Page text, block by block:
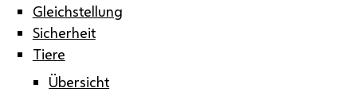
Gleichstellung
Sicherheit
Tiere
Übersicht